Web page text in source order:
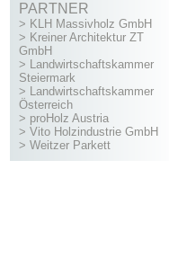
PARTNER
> KLH Massivholz GmbH
> Kreiner Architektur ZT
GmbH
> Landwirtschaftskammer
Steiermark
> Landwirtschaftskammer
Österreich
> proHolz Austria
> Vito Holzindustrie GmbH
> Weitzer Parkett